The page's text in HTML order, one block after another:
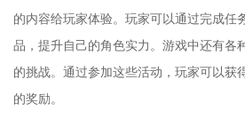
的内容给玩家体验。玩家可以通过完成任
品，提升自己的角色实力。游戏中还有各
的挑战。通过参加这些活动，玩家可以获
的奖励。